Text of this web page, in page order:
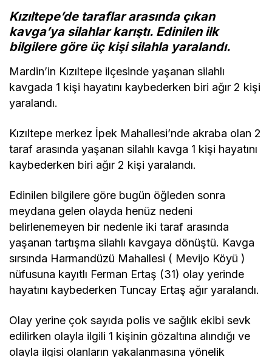
Kızıltepe’de taraflar arasında çıkan
kavga’ya silahlar karıştı. Edinilen ilk
bilgilere göre üç kişi silahla yaralandı.
Mardin’in Kızıltepe ilçesinde yaşanan silahlı
kavgada 1 kişi hayatını kaybederken biri ağır 2 kişi
yaralandı.
Kızıltepe merkez İpek Mahallesi’nde akraba olan 2
taraf arasında yaşanan silahlı kavga 1 kişi hayatını
kaybederken biri ağır 2 kişi yaralandı.
Edinilen bilgilere göre bugün öğleden sonra
meydana gelen olayda henüz nedeni
belirlenemeyen bir nedenle iki taraf arasında
yaşanan tartışma silahlı kavgaya dönüştü. Kavga
sırsında Harmandüzü Mahallesi ( Mevijo Köyü )
nüfusuna kayıtlı Ferman Ertaş (31) olay yerinde
hayatını kaybederken Tuncay Ertaş ağır yaralandı.
Olay yerine çok sayıda polis ve sağlık ekibi sevk
edilirken olayla ilgili 1 kişinin gözaltına alındığı ve
olayla ilgisi olanların yakalanmasına yönelik